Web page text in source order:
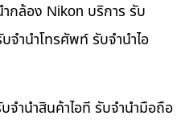
กล้อง Nikon บริการ รับ
จำนำโทรศัพท์ รับจำนำไอ
จำนำสินค้าไอที รับจำนำมือถือ